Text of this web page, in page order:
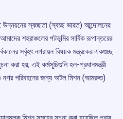
উন্নয়নের স্বচ্ছতা (স্বচ্ছ ভারত) আন্দোলনের
শহরাঞ্চলের পটভূমির সার্বিক রূপান্তরের
সর্বৃহৎ নগরায়ন বিষয়ক মন্ত্রকের একগুচ্ছ
করা হয়; এই কর্মসূচিগুলি হল-প্রধানমন্ত্রী
নগর পরিবহনের জন্য অটল মিশন (আমরুত)